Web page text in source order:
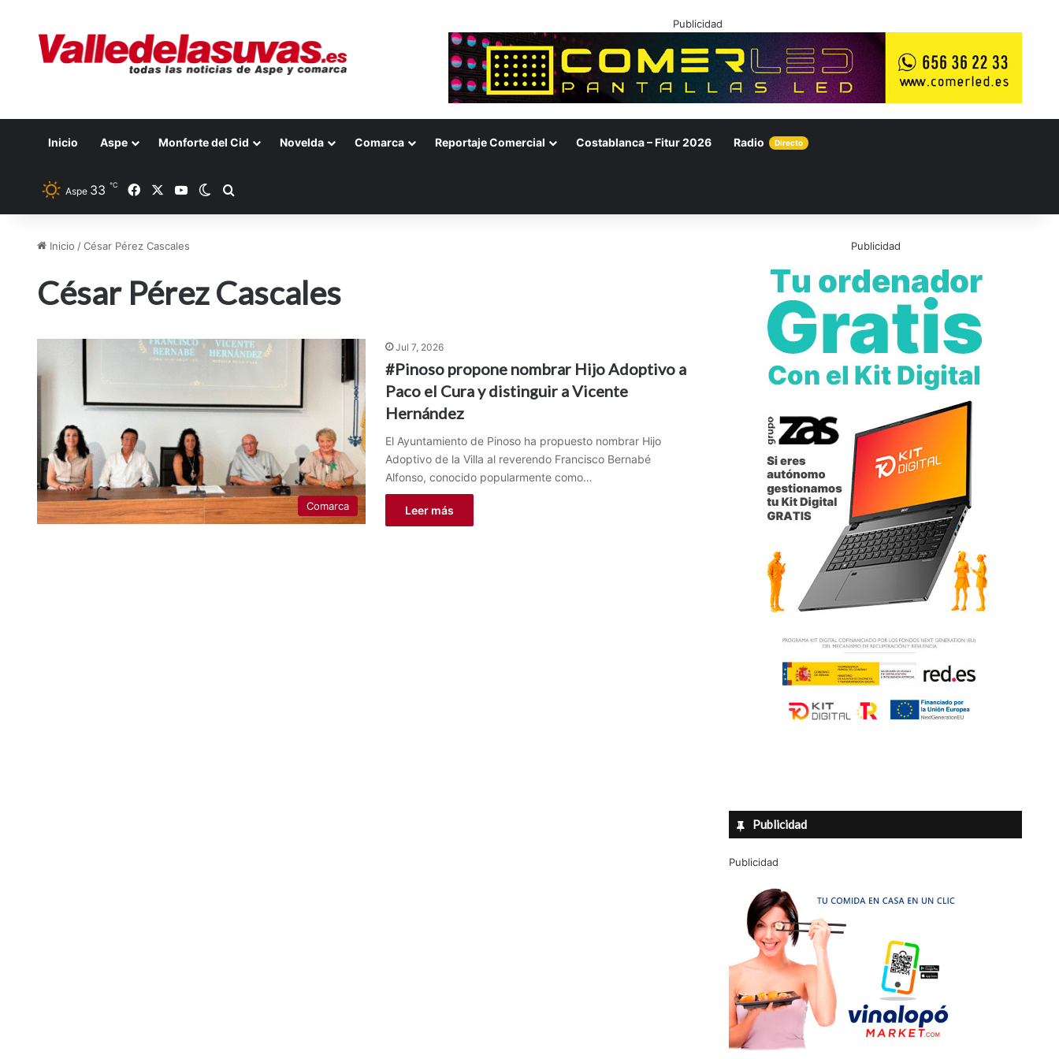
Publicidad
Inicio Aspe Monforte del Cid Novelda Comarca Reportaje Comercial Costablanca – Fitur 2026 Radio Directo
Aspe 33 ℃ FacebookYouTubeSwitch skin
Inicio /César Pérez Cascales
César Pérez Cascales
Comarca
Jul 7, 2026
#Pinoso propone nombrar Hijo Adoptivo a
Paco el Cura y distinguir a Vicente
Hernández
El Ayuntamiento de Pinoso ha propuesto nombrar Hijo
Adoptivo de la Villa al reverendo Francisco Bernabé
Alfonso, conocido popularmente como…
Leer más
Publicidad
Publicidad
Publicidad